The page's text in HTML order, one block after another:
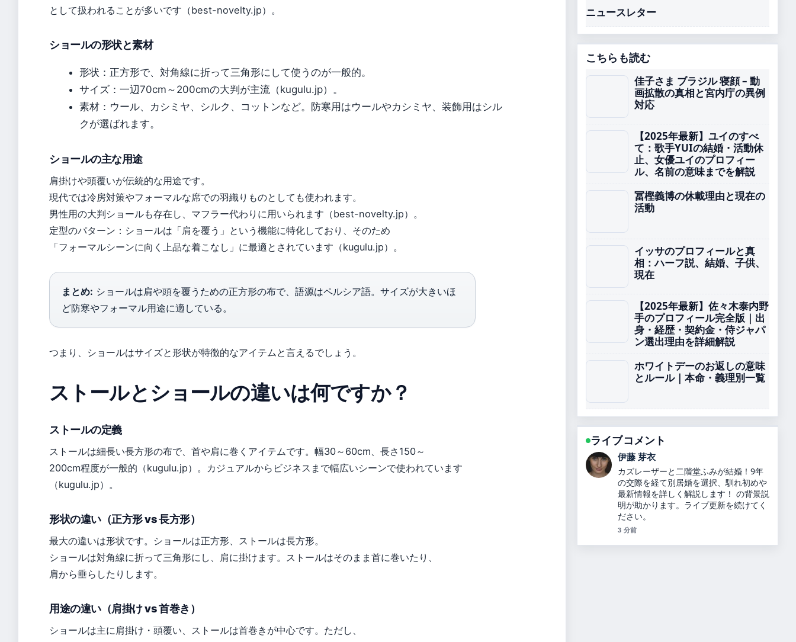
として扱われることが多いです（best-novelty.jp）。
ショールの形状と素材
形状：正方形で、対角線に折って三角形にして使うのが一般的。
サイズ：一辺70cm～200cmの大判が主流（kugulu.jp）。
素材：ウール、カシミヤ、シルク、コットンなど。防寒用はウールやカシミヤ、装飾用はシル
クが選ばれます。
ショールの主な用途
肩掛けや頭覆いが伝統的な用途です。
現代では冷房対策やフォーマルな席での羽織りものとしても使われます。
男性用の大判ショールも存在し、マフラー代わりに用いられます（best-novelty.jp）。
定型のパターン：ショールは「肩を覆う」という機能に特化しており、そのため
「フォーマルシーンに向く上品な着こなし」に最適とされています（kugulu.jp）。
まとめ: ショールは肩や頭を覆うための正方形の布で、語源はペルシア語。サイズが大きいほ
ど防寒やフォーマル用途に適している。
つまり、ショールはサイズと形状が特徴的なアイテムと言えるでしょう。
ストールとショールの違いは何ですか？
ストールの定義
ストールは細長い長方形の布で、首や肩に巻くアイテムです。幅30～60cm、長さ150～
200cm程度が一般的（kugulu.jp）。カジュアルからビジネスまで幅広いシーンで使われています
（kugulu.jp）。
形状の違い（正方形 vs 長方形）
最大の違いは形状です。ショールは正方形、ストールは長方形。
ショールは対角線に折って三角形にし、肩に掛けます。ストールはそのまま首に巻いたり、
肩から垂らしたりします。
用途の違い（肩掛け vs 首巻き）
ショールは主に肩掛け・頭覆い、ストールは首巻きが中心です。ただし、
ニュースレター
こちらも読む
佳子さま ブラジル 寝顔 – 動
画拡散の真相と宮内庁の異例
対応
【2025年最新】ユイのすべ
て：歌手YUIの結婚・活動休
止、女優ユイのプロフィー
ル、名前の意味までを解説
冨樫義博の休載理由と現在の
活動
イッサのプロフィールと真
相：ハーフ説、結婚、子供、
現在
【2025年最新】佐々木泰内野
手のプロフィール完全版｜出
身・経歴・契約金・侍ジャパ
ン選出理由を詳細解説
ホワイトデーのお返しの意味
とルール｜本命・義理別一覧
ライブコメント
鈴木 蒼
内田理央のプロフィールと経歴、ヒカル
との関係を解説 の報道は丁寧で、流れを
追いやすいです。
5 分前